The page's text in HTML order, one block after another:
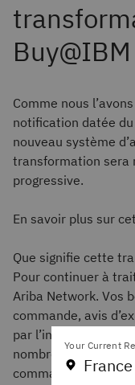
Comme nous
notification datée
nouveau système
transformation sera
progressive.
En savoir plus sur
Que signifie cette
Pour continuer à
Ariba Network. Vos
commande, avis
par l’intermédiaire
nombreux
commande en
Your Current